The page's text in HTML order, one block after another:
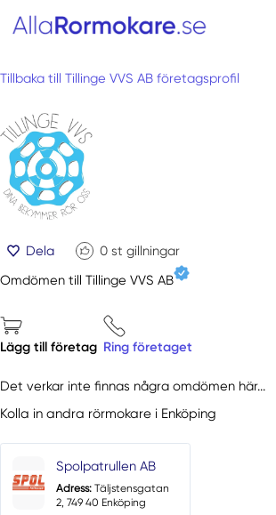
Tillbaka till Tillinge VVS AB företagsprofil
Dela 0 st gillningar
Omdömen till Tillinge VVS AB
Lägg till företag Ring företaget
Det verkar inte finnas några omdömen här...
Kolla in andra rörmokare i Enköping
Spolpatrullen AB
Adress: Täljstensgatan
2, 749 40 Enköping